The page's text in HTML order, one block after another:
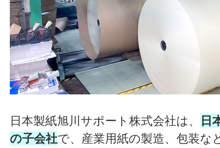
日本製紙旭川サポート株式会社は、
日
の子会社で、産業用紙の製造、包装な